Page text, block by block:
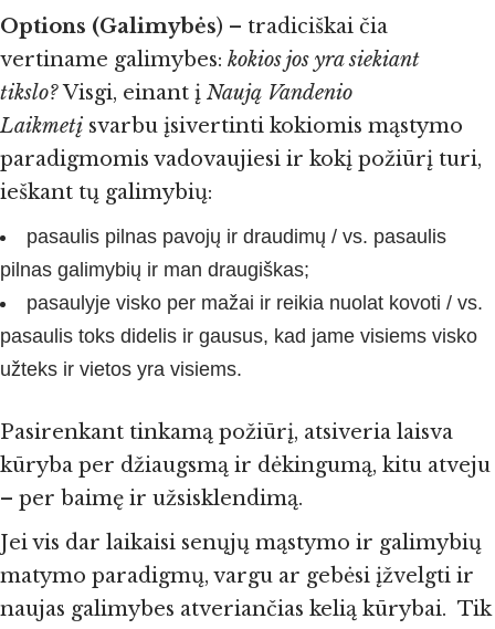
Options (Galimybės) – tradiciškai čia
vertiname galimybes: kokios jos yra siekiant
tikslo?Visgi, einant į Naują Vandenio
Laikmetį svarbu įsivertinti kokiomis mąstymo
paradigmomis vadovaujiesi ir kokį požiūrį turi,
ieškant tų galimybių:
pasaulis pilnas pavojų ir draudimų / vs. pasaulis
pilnas galimybių ir man draugiškas;
pasaulyje visko per mažai ir reikia nuolat kovoti / vs.
pasaulis toks didelis ir gausus, kad jame visiems visko
užteks ir vietos yra visiems.
Pasirenkant tinkamą požiūrį, atsiveria laisva
kūryba per džiaugsmą ir dėkingumą, kitu atveju
– per baimę ir užsisklendimą.
Jei vis dar laikaisi senųjų mąstymo ir galimybių
matymo paradigmų, vargu ar gebėsi įžvelgti ir
naujas galimybes atveriančias kelią kūrybai. Tik